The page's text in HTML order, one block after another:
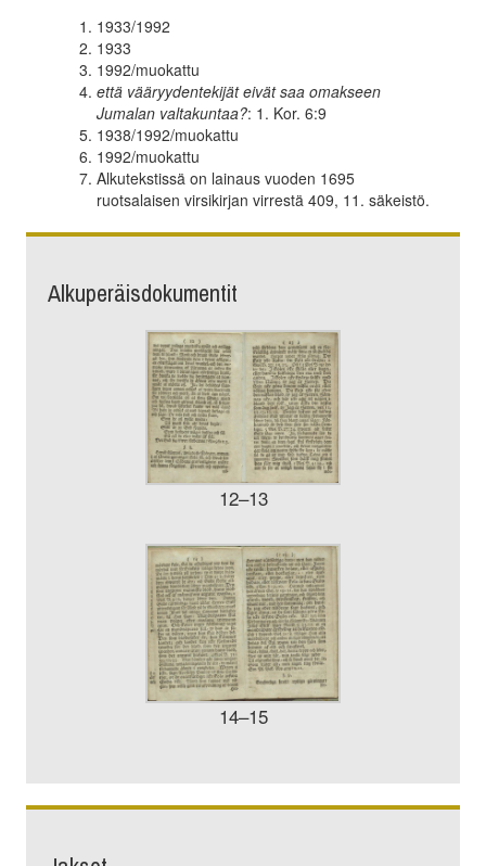
1933/1992
1933
1992/muokattu
että vääryydentekijät eivät saa omakseen
Jumalan valtakuntaa?: 1. Kor. 6:9
1938/1992/muokattu
1992/muokattu
Alkutekstissä on lainaus vuoden 1695
ruotsalaisen virsikirjan virrestä 409, 11. säkeistö.
Alkuperäisdokumentit
12–13
14–15